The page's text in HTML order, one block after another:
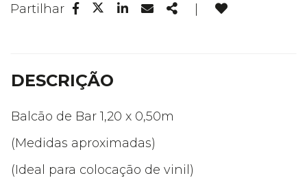
Partilhar
FacebookLinkedin
EmailShare
DESCRIÇÃO
Balcão de Bar 1,20 x 0,50m
(Medidas aproximadas)
(Ideal para colocação de vinil)